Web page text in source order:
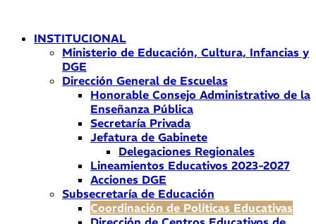
contenidoINSTITUCIONAL
Ministerio de Educación, Cultura, Infancias y
DGE
Dirección General de Escuelas
Honorable Consejo Administrativo de la
Enseñanza Pública
Secretaría Privada
Jefatura de Gabinete
Delegaciones Regionales
Lineamientos Educativos 2023-2027
Acciones DGE
Subsecretaría de Educación
Coordinación de Políticas Educativas